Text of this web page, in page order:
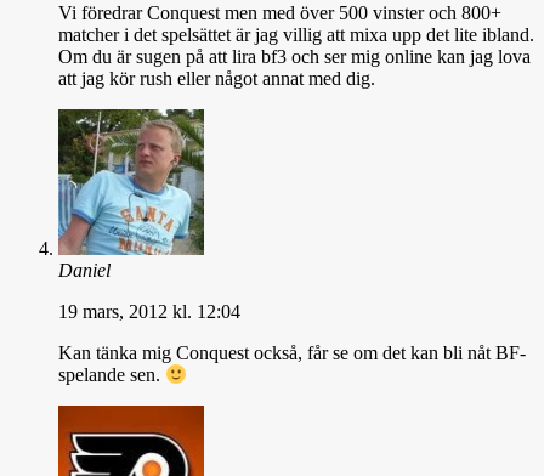
Vi föredrar Conquest men med över 500 vinster och 800+
matcher i det spelsättet är jag villig att mixa upp det lite ibland.
Om du är sugen på att lira bf3 och ser mig online kan jag lova
att jag kör rush eller något annat med dig.
Daniel
19 mars, 2012 kl. 12:04
Kan tänka mig Conquest också, får se om det kan bli nåt BF-
spelande sen.